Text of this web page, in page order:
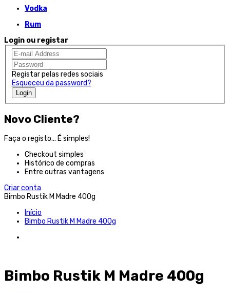
Vodka
Rum
Login ou registar
Registar pelas redes sociais
Esqueceu da password?
Login
Novo Cliente?
Faça o registo... É simples!
Checkout simples
Histórico de compras
Entre outras vantagens
Criar conta
Bimbo Rustik M Madre 400g
Início
Bimbo Rustik M Madre 400g
Bimbo Rustik M Madre 400g